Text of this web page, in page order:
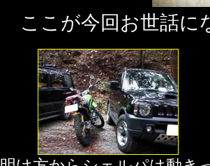
ここが今回お世話に